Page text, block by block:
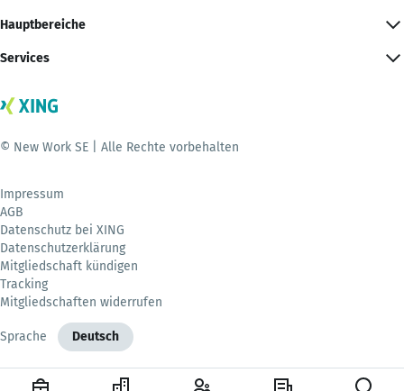
Hauptbereiche
Services
© New Work SE | Alle Rechte vorbehalten
Impressum
AGB
Datenschutz bei XING
Datenschutzerklärung
Mitgliedschaft kündigen
Tracking
Mitgliedschaften widerrufen
Sprache Deutsch